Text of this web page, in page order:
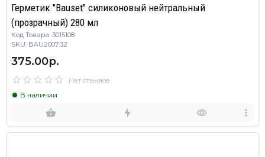
Герметик "Bauset" силиконовый нейтральный
(прозрачный) 280 мл
Код Товара: 3015108
SKU: BAU2007.32
375.00р.
Нет отзывов
В наличии